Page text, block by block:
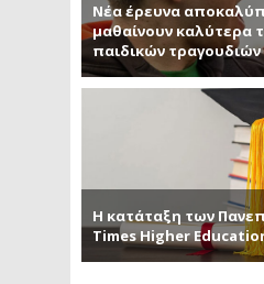
Νέα έρευνα
μαθαίνουν καλύτερα
παιδικών τραγουδιών
Η κατάταξη των
Times Higher